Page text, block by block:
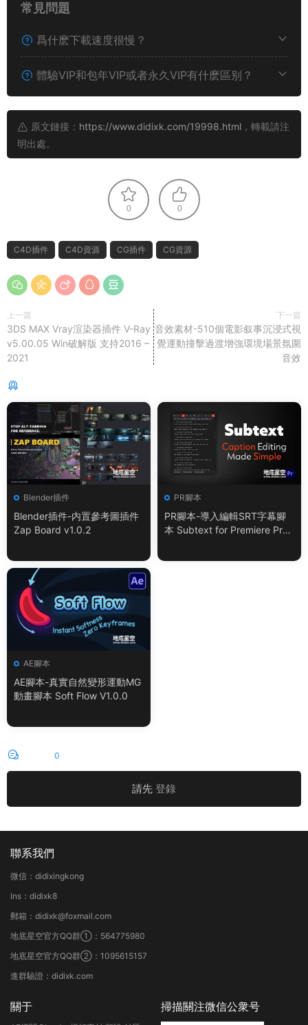
常見問題
爲什麽下載速度很慢？
體驗VIP和包年VIP或者永久VIP有什麽區别？
原文鏈接： https://www.didixk.com/19998.html ，轉載請注
明出處。
0 0
C4D插件 C4D資源 CG插件 CG資源
上一篇
3DS MAX Vray渲染器插件 V-Ray
v5.00.05 Win破解版 支持2016 –
2021
下一篇
音效素材-510個電影叙事沉浸式視
覺運動撞擊過渡增強環境場景氛圍
音效
Blender插件
Blender插件-内置參考圖插件
Zap Board v1.0.2
PR腳本
PR腳本-導入編輯SRT字幕腳
本 Subtext for Premiere Pro
AE腳本
AE腳本-真實自然變形運動MG
動畫腳本 Soft Flow V1.0.0
0
請先 登錄
聯系我們
微信：didixingkong
Ins：didixk8
郵箱：didixk@foxmail.com
地底星空官方QQ群①：564775980
地底星空官方QQ群②：1095615157
進群驗證：didixk.com
關于 掃描關注微信公衆号